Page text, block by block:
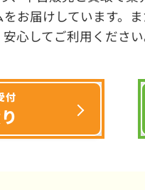
お届けしています。
心してご利用ください
付